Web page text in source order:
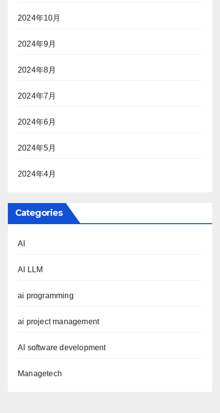
2024年10月
2024年9月
2024年8月
2024年7月
2024年6月
2024年5月
2024年4月
Categories
AI
AI LLM
ai programming
ai project management
AI software development
Managetech